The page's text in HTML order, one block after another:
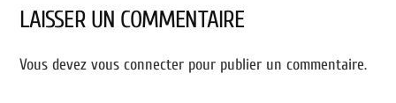
LAISSER UN COMMENTAIRE
Vous devezvous connecter pour publier un commentaire.